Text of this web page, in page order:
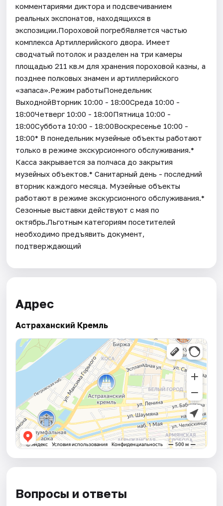
комментариями диктора и подсвечиванием
реальных экспонатов, находящихся в
экспозиции.Пороховой погребЯвляется частью
комплекса Артиллерийского двора. Имеет
сводчатый потолок и разделен на три камеры
площадью 211 кв.м для хранения пороховой казны, а
позднее полковых знамен и артиллерийского
«запаса».Режим работыПонедельник
ВыходнойВторник 10:00 - 18:00Среда 10:00 -
18:00Четверг 10:00 - 18:00Пятница 10:00 -
18:00Суббота 10:00 - 18:00Воскресенье 10:00 -
18:00* В понедельник музейные объекты работают
только в режиме экскурсионного обслуживания.*
Касса закрывается за полчаса до закрытия
музейных объектов.* Санитарный день - последний
вторник каждого месяца. Музейные объекты
работают в режиме экскурсионного обслуживания.*
Cезонные выставки действуют с мая по
октябрь.Льготным категориям посетителей
необходимо предъявить документ,
подтверждающий
Адрес
Астраханский Кремль
Вопросы и ответы